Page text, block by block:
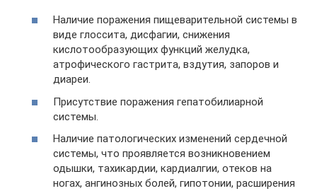
Наличие поражения пищеварительной системы в
виде глоссита, дисфагии, снижения
кислотообразующих функций желудка,
атрофического гастрита, вздутия, запоров и
диареи.
Присутствие поражения гепатобилиарной
системы.
Наличие патологических изменений сердечной
системы, что проявляется возникновением
одышки, тахикардии, кардиалгии, отеков на
ногах, ангинозных болей, гипотонии, расширения